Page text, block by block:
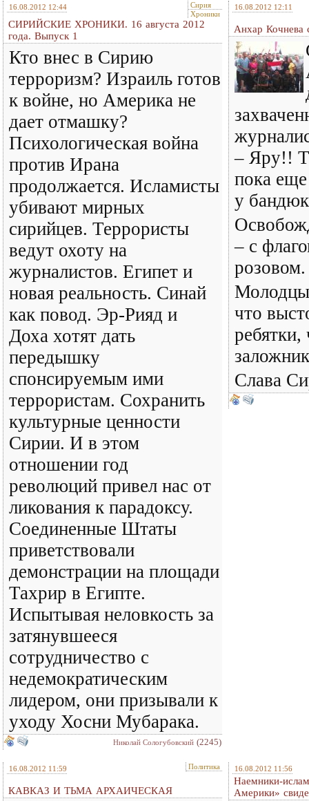
16.08.2012 12:44
Сирия
Хроники
СИРИЙСКИЕ ХРОНИКИ. 16 августа 2012
года. Выпуск 1
Кто внес в Сирию
терроризм? Израиль готов
к войне, но Америка не
дает отмашку?
Психологическая война
против Ирана
продолжается. Исламисты
убивают мирных
сирийцев. Террористы
ведут охоту на
журналистов. Египет и
новая реальность. Синай
как повод. Эр-Рияд и
Доха хотят дать
передышку
спонсируемым ими
террористам. Сохранить
культурные ценности
Сирии. И в этом
отношении год
революций привел нас от
ликования к парадоксу.
Соединенные Штаты
приветствовали
демонстрации на площади
Тахрир в Египте.
Испытывая неловкость за
затянувшееся
сотрудничество с
недемократическим
лидером, они призывали к
уходу Хосни Мубарака.
Николай Сологубовский (2245)
16.08.2012 12:11
Анхар Кочнева
– Яру!!
пока
у
– с
розовом.
что
ребятки,
Слава
16.08.2012 11:59 Политика
КАВКАЗ И ТЬМА АРХАИЧЕСКАЯ
16.08.2012 11:56
Наемники-
Америки»